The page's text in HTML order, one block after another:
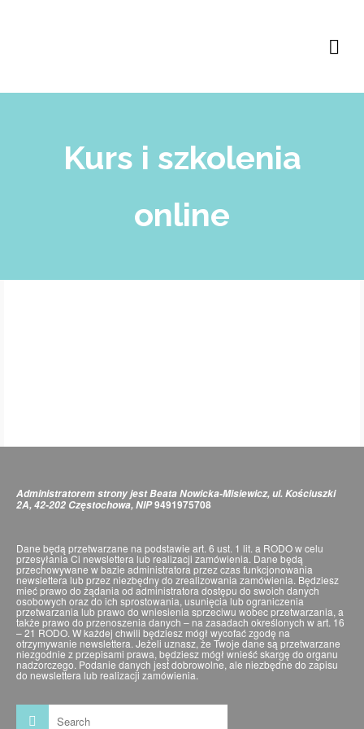
Kurs i szkolenia
online
Administratorem strony jest Beata Nowicka-Misiewicz, ul. Kościuszki
2A, 42-202 Częstochowa, NIP9491975708
Dane będą przetwarzane na podstawie art. 6 ust. 1 lit. a RODO w celu
przesyłania Ci newslettera lub realizacji zamówienia. Dane będą
przechowywane w bazie administratora przez czas funkcjonowania
newslettera lub przez niezbędny do zrealizowania zamówienia. Będziesz
mieć prawo do żądania od administratora dostępu do swoich danych
osobowych oraz do ich sprostowania, usunięcia lub ograniczenia
przetwarzania lub prawo do wniesienia sprzeciwu wobec przetwarzania, a
także prawo do przenoszenia danych – na zasadach określonych w art. 16
– 21 RODO. W każdej chwili będziesz mógł wycofać zgodę na
otrzymywanie newslettera. Jeżeli uznasz, że Twoje dane są przetwarzane
niezgodnie z przepisami prawa, będziesz mógł wnieść skargę do organu
nadzorczego. Podanie danych jest dobrowolne, ale niezbędne do zapisu
do newslettera lub realizacji zamówienia.